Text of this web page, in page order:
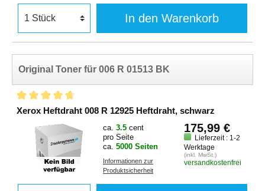
In den Warenkorb
Original Toner für 006 R 01513 BK
Xerox Heftdraht 008 R 12925 Heftdraht, schwarz
ca. 3.5 cent
pro Seite
ca. 5000 Seiten
Informationen zur
Produktsicherheit
175,99 €
Lieferzeit : 1-2
Werktage
(inkl. MwSt.)
versandkostenfrei